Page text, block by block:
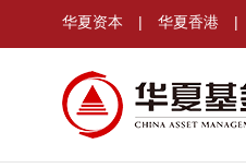
华夏资本 | 华夏香港 |